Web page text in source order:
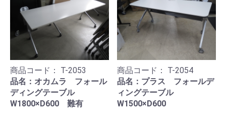
商品コード： T-2053
品名：オカムラ フォール
ディングテーブル
W1800×D600 難有
商品コード： T-2054
品名：プラス フォールデ
ィングテーブル
W1500×D600